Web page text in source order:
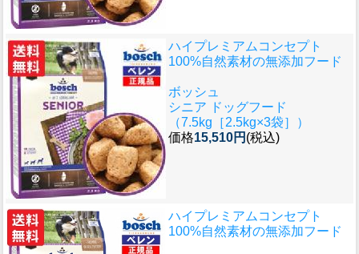
ハイプレミアムコンセプト
100%自然素材の無添加フード
ボッシュ
シニア ドッグフード
（7.5kg［2.5kg×3袋］）
価格15,510円 (税込)
ハイプレミアムコンセプト
100%自然素材の無添加フード